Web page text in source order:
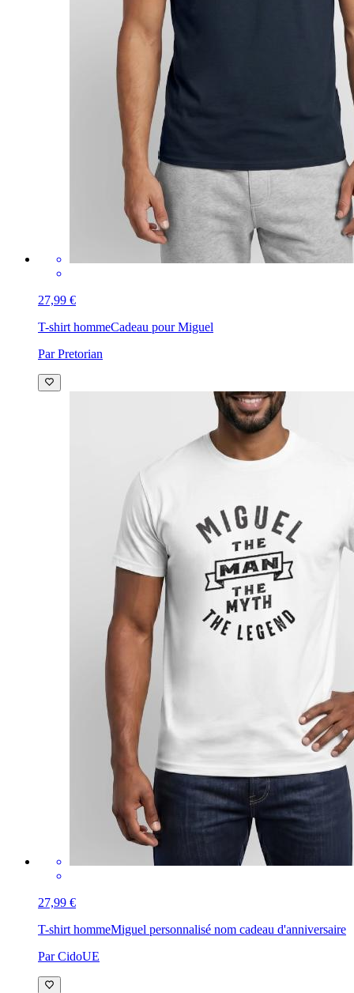
27,99 €
T-shirt hommeCadeau pour Miguel
Par Pretorian
27,99 €
T-shirt hommeMiguel personnalisé nom cadeau d'anniversaire
Par CidoUE